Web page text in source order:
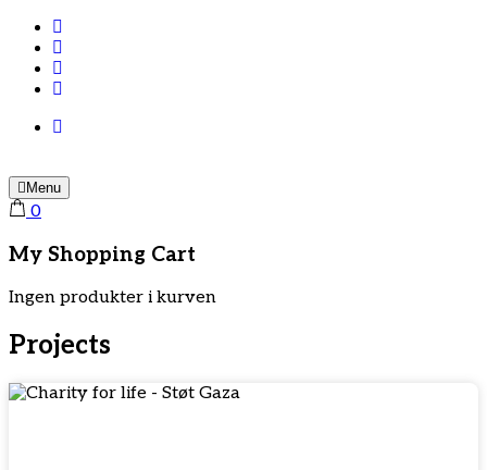
Menu
0
My Shopping Cart
Ingen produkter i kurven
Projects